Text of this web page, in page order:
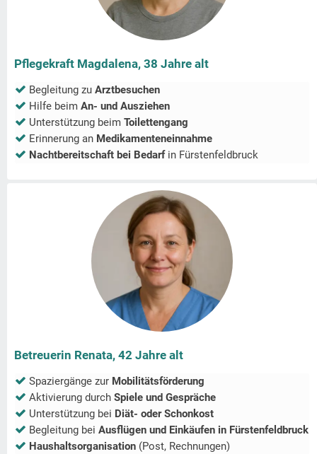
Pflegekraft Magdalena, 38 Jahre alt
Begleitung zu Arztbesuchen
Hilfe beim An- und Ausziehen
Unterstützung beim Toilettengang
Erinnerung an Medikamenteneinnahme
Nachtbereitschaft bei Bedarfin Fürstenfeldbruck
Betreuerin Renata, 42 Jahre alt
Spaziergänge zur Mobilitätsförderung
Aktivierung durch Spiele und Gespräche
Unterstützung bei Diät- oder Schonkost
Begleitung bei Ausflügen und Einkäufen in Fürstenfeldbruck
Haushaltsorganisation (Post, Rechnungen)